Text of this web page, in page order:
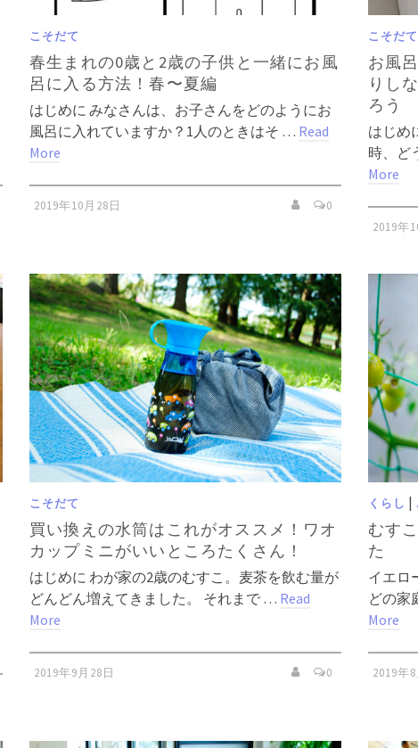
こそだて
春生まれの0歳と2歳の子供と一緒にお風
呂に入る方法！春〜夏編
はじめに みなさんは、お子さんをどのようにお
風呂に入れていますか？1人のときはそ … Read
More
2019年10月28日 0
こそだて
お風
りし
ろう
はじめ
時、ど
More
2019年
こそだて
買い換えの水筒はこれがオススメ！ワオ
カップミニがいいところたくさん！
はじめに わが家の2歳のむすこ。麦茶を飲む量が
どんどん増えてきました。 それまで … Read
More
2019年9月28日 0
くらし |
むす
た
イエロ
どの家
More
2019年